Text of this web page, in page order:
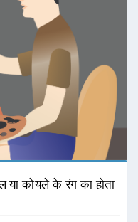
या कोयले के रंग का होता